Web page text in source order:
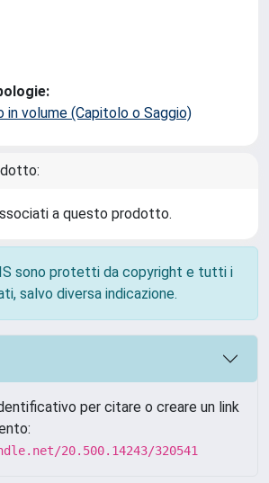
in volume (Capitolo o Saggio)
a questo prodotto.
sono protetti da copyright e tutti i
salvo diversa indicazione.
per citare o creare un link
20.500.14243/320541